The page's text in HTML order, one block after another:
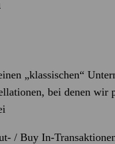
„klassischen“
bei denen wir
/ Buy In-